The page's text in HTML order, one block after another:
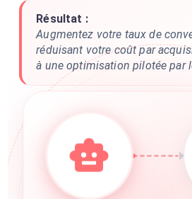
Résultat :
Augmentez votre taux de
réduisant votre coût par
à une optimisation pilotée par